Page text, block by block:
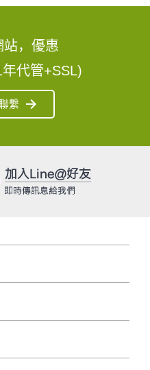
站，優惠
代管+SSL)
繫